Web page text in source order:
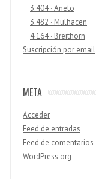
3.404 · Aneto
3.482 · Mulhacen
4.164 · Breithorn
Suscripción por email
META
Acceder
Feed de entradas
Feed de comentarios
WordPress.org